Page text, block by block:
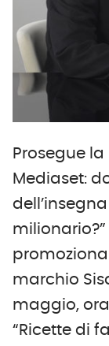
Prosegue
Mediaset:
marchio
maggio,
“Ricette di